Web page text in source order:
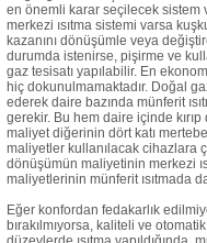
en önemli karar seçilecek sistem
merkezi ısıtma sistemi varsa
kazanını dönüşümle veya
durumda istenirse, pişirme ve
gaz tesisatı yapılabilir. En
hiç dokunulmamaktadır. Doğal
ederek daire bazında münferit
gerekir. Bu hem daire içinde
maliyet diğerinin dört katı
maliyetler kullanılacak cihazlara
dönüşümün maliyetinin merkezi
maliyetlerinin münferit ısıtmada
Eğer konfordan fedakarlık
bırakılmıyorsa, kaliteli ve